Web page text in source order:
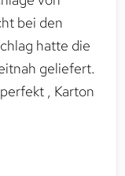
bei den
hatte die
geliefert.
, Karton